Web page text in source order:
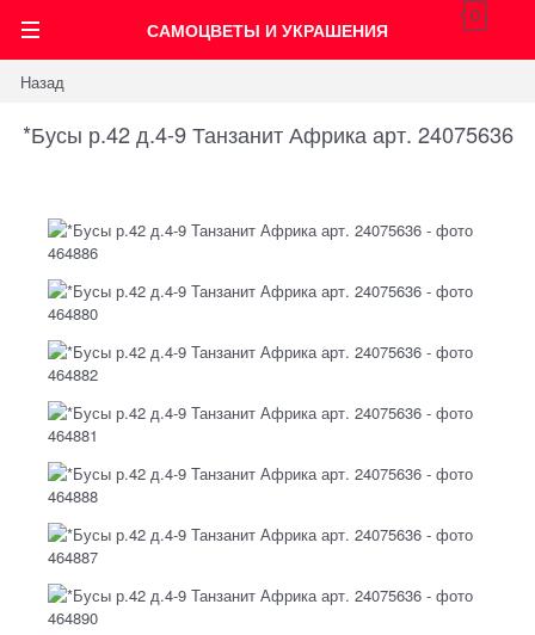
САМОЦВЕТЫ И УКРАШЕНИЯ
0
Назад
*Бусы р.42 д.4-9 Танзанит Африка арт. 24075636